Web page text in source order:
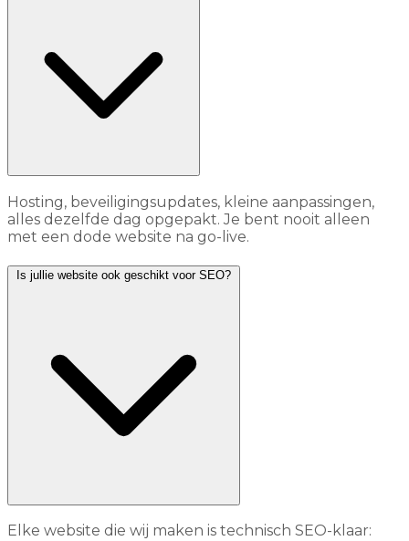
Hosting, beveiligingsupdates, kleine aanpassingen,
alles dezelfde dag opgepakt. Je bent nooit alleen
met een dode website na go-live.
Is jullie website ook geschikt voor SEO?
Elke website die wij maken is technisch SEO-klaar: